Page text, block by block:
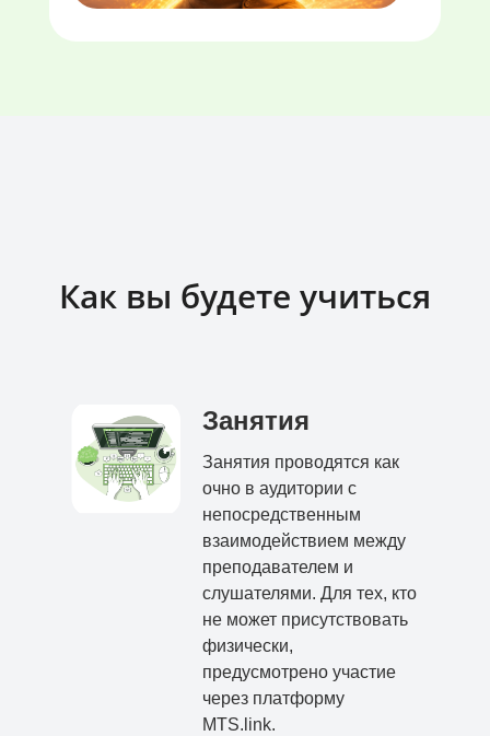
Как вы будете учиться
Занятия
Занятия проводятся как
очно в аудитории с
непосредственным
взаимодействием между
преподавателем и
слушателями. Для тех, кто
не может присутствовать
физически,
предусмотрено участие
через платформу
MTS.link.